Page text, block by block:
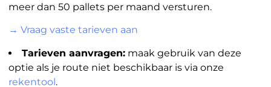
meer dan 50 pallets per maand versturen.
→ Vraag vaste tarieven aan
Tarieven aanvragen:maak gebruik van deze
optie als je route niet beschikbaar is via onze
rekentool.